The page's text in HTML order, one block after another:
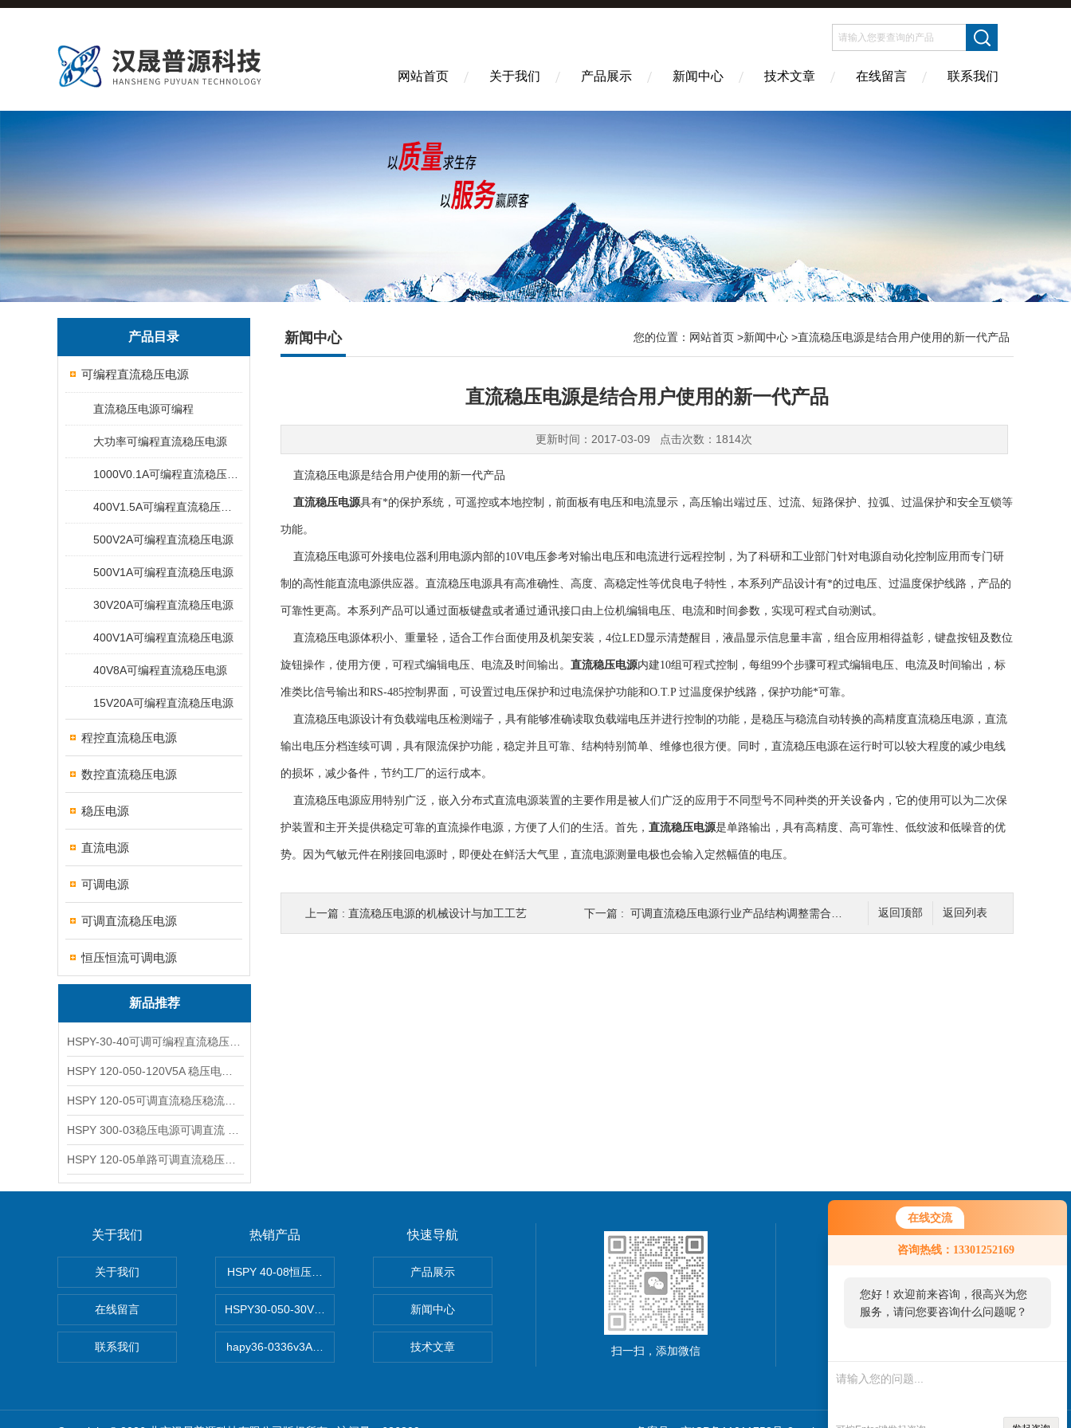
在线交流
咨询热线：13301252169
您好！欢迎前来咨询，很高兴为您
服务，请问您要咨询什么问题呢？
网站首页 关于我们 产品展示 新闻中心 技术文章 在线留言 联系我们
产品目录
可编程直流稳压电源
直流稳压电源可编程
大功率可编程直流稳压电源
500V2A可编程直流稳压电源
500V1A可编程直流稳压电源
30V20A可编程直流稳压电源
400V1A可编程直流稳压电源
40V8A可编程直流稳压电源
15V20A可编程直流稳压电源
程控直流稳压电源
数控直流稳压电源
稳压电源
直流电源
可调电源
可调直流稳压电源
恒压恒流可调电源
新品推荐
新闻中心 您的位置： 网站首页 >新闻中心 >直流稳压电源是结合用户使用的新一代产品
直流稳压电源是结合用户使用的新一代产品
更新时间：2017-03-09 点击次数：1814次
直流稳压电源是结合用户使用的新一代产品
直流稳压电源具有*的保护系统，可遥控或本地控制，前面板有电压和电流显示，高压输出端过压、过流、短路保护、拉弧、过温保护和安全互锁等
功能。
直流稳压电源可外接电位器利用电源内部的10V电压参考对输出电压和电流进行远程控制，为了科研和工业部门针对电源自动化控制应用而专门研
制的高性能直流电源供应器。直流稳压电源具有高准确性、高度、高稳定性等优良电子特性，本系列产品设计有*的过电压、过温度保护线路，产品的
可靠性更高。本系列产品可以通过面板键盘或者通过通讯接口由上位机编辑电压、电流和时间参数，实现可程式自动测试。
直流稳压电源体积小、重量轻，适合工作台面使用及机架安装，4位LED显示清楚醒目，液晶显示信息量丰富，组合应用相得益彰，键盘按钮及数位
旋钮操作，使用方便，可程式编辑电压、电流及时间输出。 直流稳压电源内建10组可程式控制，每组99个步骤可程式编辑电压、电流及时间输出，标
准类比信号输出和RS-485控制界面，可设置过电压保护和过电流保护功能和O.T.P 过温度保护线路，保护功能*可靠。
直流稳压电源设计有负载端电压检测端子，具有能够准确读取负载端电压并进行控制的功能，是稳压与稳流自动转换的高精度直流稳压电源，直流
输出电压分档连续可调，具有限流保护功能，稳定并且可靠、结构特别简单、维修也很方便。同时，直流稳压电源在运行时可以较大程度的减少电线
的损坏，减少备件，节约工厂的运行成本。
直流稳压电源应用特别广泛，嵌入分布式直流电源装置的主要作用是被人们广泛的应用于不同型号不同种类的开关设备内，它的使用可以为二次保
护装置和主开关提供稳定可靠的直流操作电源，方便了人们的生活。首先， 直流稳压电源是单路输出，具有高精度、高可靠性、低纹波和低噪音的优
势。因为气敏元件在刚接回电源时，即便处在鲜活大气里，直流电源测量电极也会输入定然幅值的电压。
返回列表
返回顶部
上一篇 : 直流稳压电源的机械设计与加工工艺 下一篇 : 可调直流稳压电源行业产品结构调整需合理化
关于我们
关于我们
在线留言
联系我们
热销产品
HSPY 40-08恒压恒流恒功率电源
HSPY30-050-30V/-05A可调直流稳压电源
hapy36-0336v3A高精度小型可编程直流稳压电源
快速导航
产品展示
新闻中心
技术文章 扫一扫，添加微信
联系我们
010-82827937